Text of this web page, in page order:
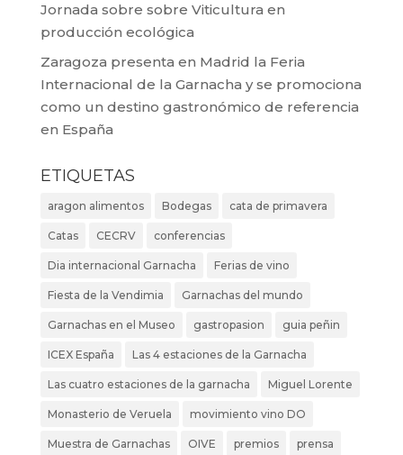
Jornada sobre sobre Viticultura en
producción ecológica
Zaragoza presenta en Madrid la Feria
Internacional de la Garnacha y se promociona
como un destino gastronómico de referencia
en España
ETIQUETAS
aragon alimentos Bodegas cata de primavera
Catas CECRV conferencias
Dia internacional Garnacha Ferias de vino
Fiesta de la Vendimia Garnachas del mundo
Garnachas en el Museo gastropasion guia peñin
ICEX España Las 4 estaciones de la Garnacha
Las cuatro estaciones de la garnacha Miguel Lorente
Monasterio de Veruela movimiento vino DO
Muestra de Garnachas OIVE premios prensa